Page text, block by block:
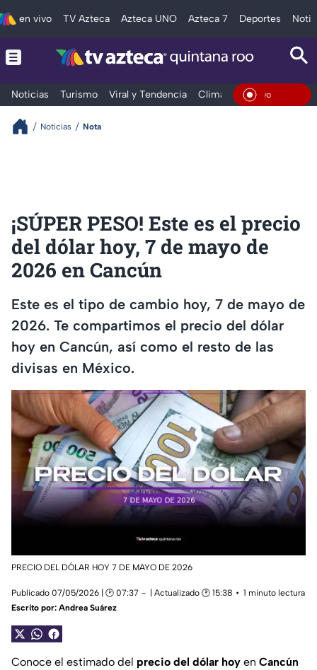
en vivo TV Azteca Azteca UNO Azteca 7 Deportes
Noticias Turismo Viral y Tendencia Clima Tráfico En Vivo
Noticias Nota
¡SÚPER PESO! Este es el precio
del dólar hoy, 7 de mayo de
2026 en Cancún
Este es el tipo de cambio hoy, 7 de mayo de
2026. Te compartimos el precio del dólar
hoy en Cancún, así como el resto de las
divisas en México.
PRECIO DEL DÓLAR HOY 7 DE MAYO DE 2026
Publicado 07/05/2026 | 🕑 07:37 | Actualizado 🕑 15:38
1 minuto lectura
Escrito por: Andrea Suárez
Conoce el estimado del precio del dólar hoy en Cancún